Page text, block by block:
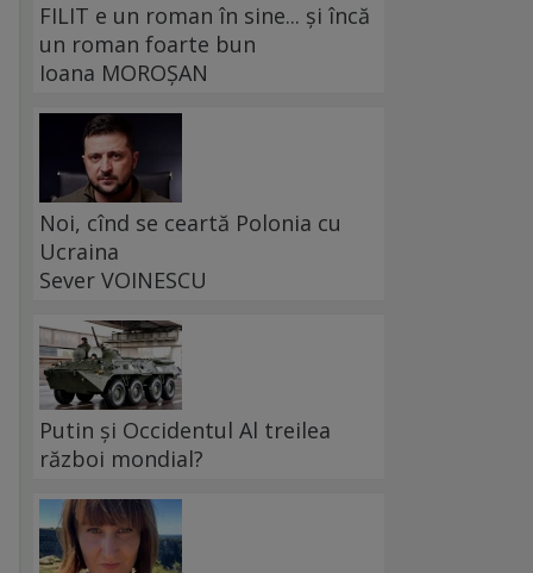
FILIT e un roman în sine... și încă
un roman foarte bun
Ioana MOROȘAN
Noi, cînd se ceartă Polonia cu
Ucraina
Sever VOINESCU
Putin și Occidentul Al treilea
război mondial?